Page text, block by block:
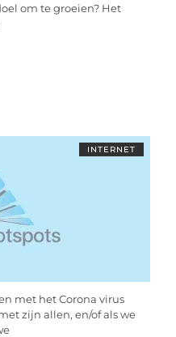
om te groeien? Het
INTERNET
met het Corona virus
zijn allen, en/of als we